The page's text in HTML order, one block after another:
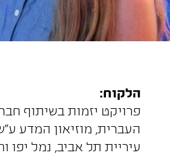
הלקוח:
פרויקט יזמות בשיתוף
העברית, מוזיאון המדע
עיריית תל אביב, נמל יפו